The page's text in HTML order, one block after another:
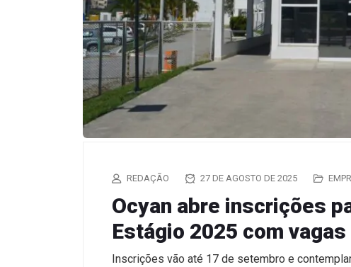
REDAÇÃO 27 DE AGOSTO DE 2025
Ocyan abre inscrições
Estágio 2025 com
Inscrições vão até 17 de setembro e